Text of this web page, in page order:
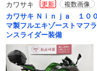
カワサキ 更新 複数画像
カワサキ Ｎｉｎｊａ １
マ製フルエキゾーストマ
ンスライダー装備